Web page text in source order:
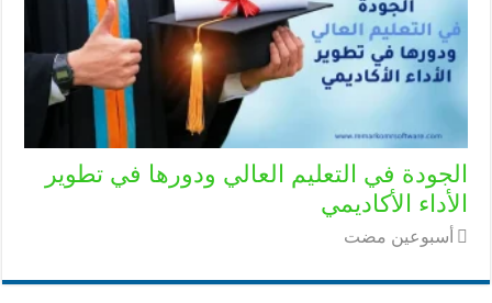
الجودة في التعليم العالي ودورها في تطوير
الأداء الأكاديمي
‏أسبوعين مضت